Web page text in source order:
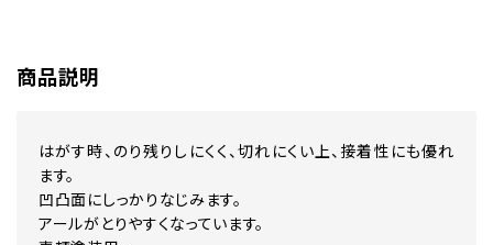
商品説明
はがす時、のり残りしにくく、切れにくい上、接着性にも優れ
ます。
凹凸面にしっかりなじみます。
アールがとりやすくなっています。